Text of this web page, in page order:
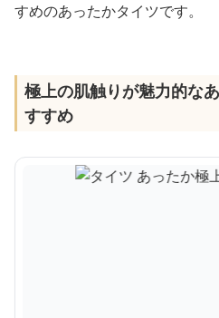
すめのあったかタイツです。
極上の肌触りが魅力的な
すすめ